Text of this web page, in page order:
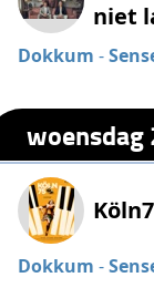
niet
Dokkum -
woensdag
Dokkum -